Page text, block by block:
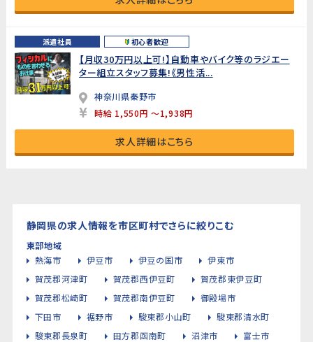
派遣社員 初心者歓迎
【月収30万円以上可!】自動車やバイク等のラジエー
ター組立スタッフ募集!《男性活...
神奈川県秦野市
時給 1,550円 ～1,938円
求人詳細はこちら
静岡県の求人情報を市区町村でさらに絞りこむ
東部地域
熱海市
伊豆市 伊豆の国市
伊東市
賀茂郡河津町
賀茂郡西伊豆町
賀茂郡東伊豆町
賀茂郡松崎町
賀茂郡南伊豆町
御殿場市
下田市
裾野市 駿東郡小山町
駿東郡清水町
駿東郡長泉町
田方郡函南町 沼津市
富士市